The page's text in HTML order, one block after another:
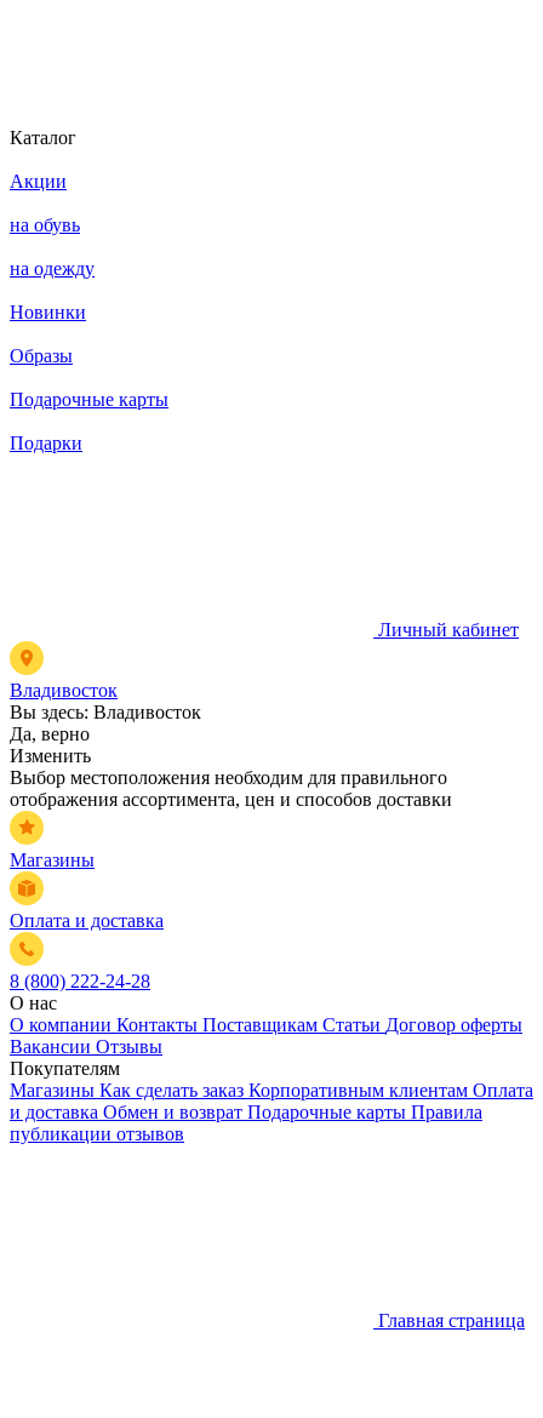
Каталог
Акции
на обувь
на одежду
Новинки
Образы
Подарочные карты
Подарки
Личный кабинет
Владивосток
Вы здесь: Владивосток
Да, верно
Изменить
Выбор местоположения необходим для правильного
отображения ассортимента, цен и способов доставки
Магазины
Оплата и доставка
8 (800) 222-24-28
О нас
О компании Контакты Поставщикам Статьи Договор оферты
Вакансии Отзывы
Покупателям
Магазины Как сделать заказ Корпоративным клиентам Оплата
и доставка Обмен и возврат Подарочные карты Правила
публикации отзывов
Главная страница